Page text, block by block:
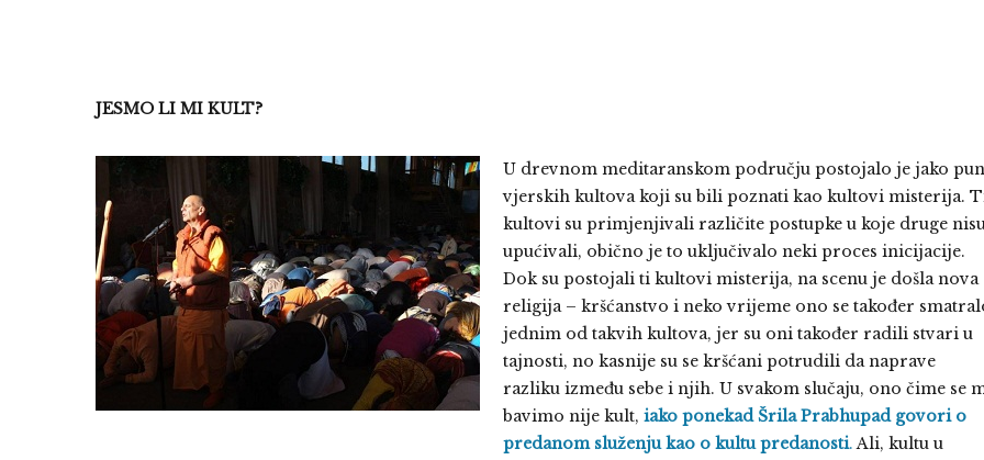
JESMO LI MI KULT?
U drevnom meditaranskom području postojalo je jako
vjerskih kultova koji su bili poznati kao kultovi misterija.
kultovi su primjenjivali različite postupke u koje druge
upućivali, obično je to uključivalo neki proces inicijacije.
Dok su postojali ti kultovi misterija, na scenu je došla nova
religija – kršćanstvo i neko vrijeme ono se također
jednim od takvih kultova, jer su oni također radili stvari u
tajnosti, no kasnije su se kršćani potrudili da naprave
razliku između sebe i njih. U svakom slučaju, ono čime se
bavimo nije kult, iako ponekad Šrila Prabhupad govori o
predanom služenju kao o kultu predanosti.Ali, kultu u